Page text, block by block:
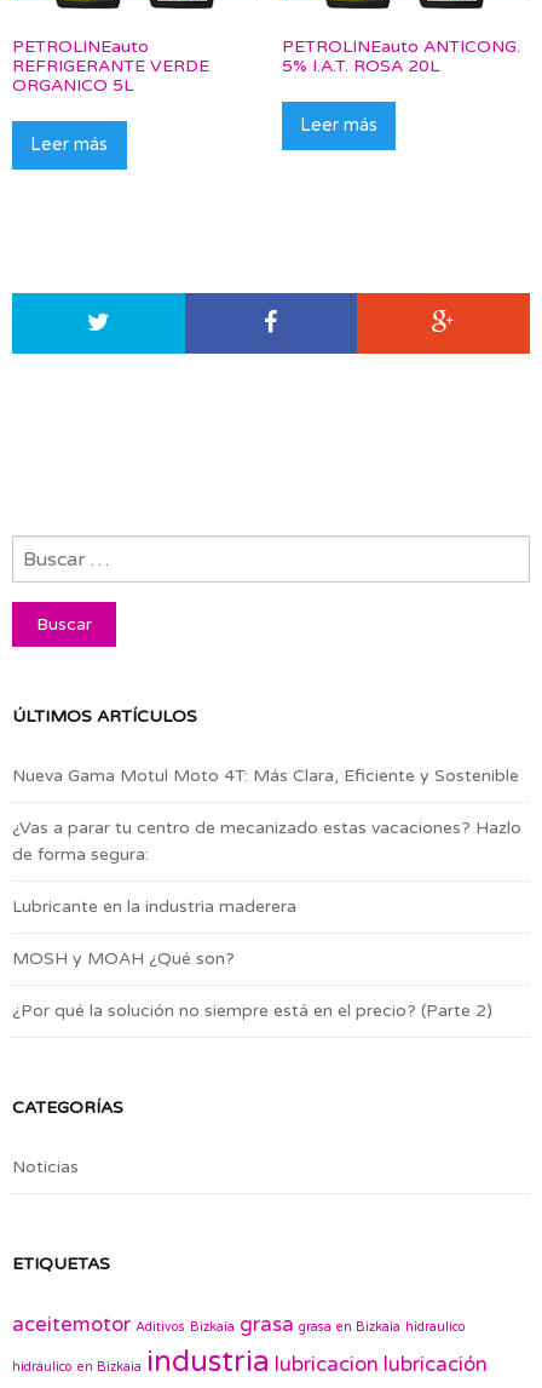
PETROLINEauto
REFRIGERANTE VERDE
ORGANICO 5L
Leer más
PETROLINEauto ANTICONG.
5% I.A.T. ROSA 20L
Leer más
ÚLTIMOS ARTÍCULOS
Nueva Gama Motul Moto 4T: Más Clara, Eficiente y Sostenible
¿Vas a parar tu centro de mecanizado estas vacaciones? Hazlo
de forma segura:
Lubricante en la industria maderera
MOSH y MOAH ¿Qué son?
¿Por qué la solución no siempre está en el precio? (Parte 2)
CATEGORÍAS
Noticias
ETIQUETAS
aceitemotor Aditivos Bizkaia grasa grasa en Bizkaia hidraulico
hidráulico en Bizkaia industria lubricacion lubricación